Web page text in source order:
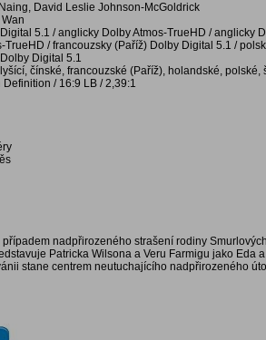
David Leslie Johnson-McGoldrick
5.1 / anglicky Dolby Atmos-TrueHD / anglicky
TrueHD / francouzsky (Paříž) Dolby Digital 5.1 /
Digital 5.1
čínské, francouzské (Paříž), holandské, polské,
/ 16:9 LB / 2,39:1
případem nadpřirozeného strašení rodiny
Patricka Wilsona a Veru Farmigu jako Eda
stane centrem neutuchajícího nadpřirozeného